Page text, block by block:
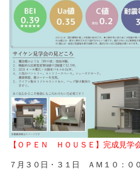
【ＯＰＥＮ ＨＯＵＳＥ】完成見学
７月３０日・３１日 ＡＭ１０：０